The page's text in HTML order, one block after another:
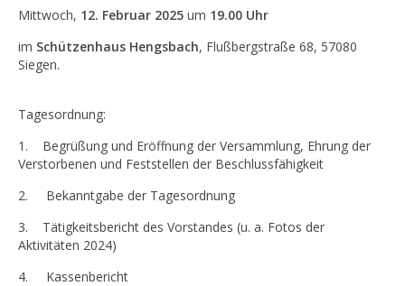
Mittwoch, 12. Februar 2025 um 19.00 Uhr
im Schützenhaus Hengsbach, Flußbergstraße 68, 57080
Siegen.
Tagesordnung:
1. Begrüßung und Eröffnung der Versammlung, Ehrung der
Verstorbenen und Feststellen der Beschlussfähigkeit
2. Bekanntgabe der Tagesordnung
3. Tätigkeitsbericht des Vorstandes (u. a. Fotos der
Aktivitäten 2024)
4. Kassenbericht